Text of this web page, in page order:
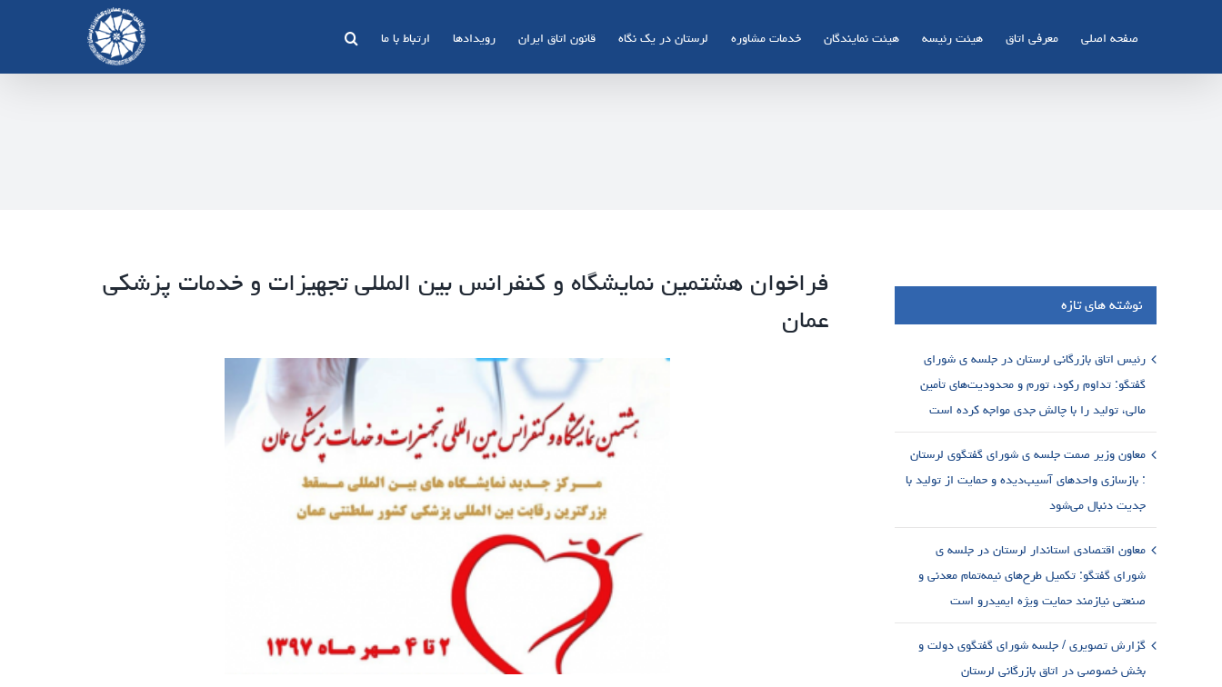
صفحه اصلی معرفی اتاق هیئت رئیسه هیئت نمایندگان خدمات مشاوره لرستان در یک نگاه قانون اتاق ایران رویدادها ارتباط با ما
فراخوان هشتمین نمایشگاه و کنفرانس بین المللی تجهیزات و خدمات پزشکی
عمان
نوشته های تازه
رئیس اتاق بازرگانی لرستان در جلسه ی شورای
گفتگو: تداوم رکود، تورم و محدودیت‌های تأمین
مالی، تولید را با چالش جدی مواجه کرده است
معاون وزیر صمت جلسه ی شورای گفتگوی لرستان
: بازسازی واحدهای آسیب‌دیده و حمایت از تولید با
جدیت دنبال می‌شود
معاون اقتصادی استاندار لرستان در جلسه ی
شورای گفتگو: تکمیل طرح‌های نیمه‌تمام معدنی و
صنعتی نیازمند حمایت ویژه ایمیدرو است
گزارش تصویری / جلسه شورای گفتگوی دولت و
بخش خصوصی در اتاق بازرگانی لرستان